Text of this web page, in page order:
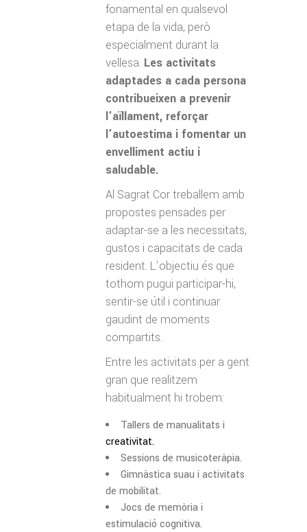
fonamental en qualsevol
etapa de la vida, però
especialment durant la
vellesa. Les activitats
adaptades a cada persona
contribueixen a prevenir
l’aïllament, reforçar
l’autoestima i fomentar un
envelliment actiu i
saludable.
Al Sagrat Cor treballem amb
propostes pensades per
adaptar-se a les necessitats,
gustos i capacitats de cada
resident. L’objectiu és que
tothom pugui participar-hi,
sentir-se útil i continuar
gaudint de moments
compartits.
Entre les activitats per a gent
gran que realitzem
habitualment hi trobem:
Tallers de manualitats i
creativitat.
Sessions de musicoteràpia.
Gimnàstica suau i activitats
de mobilitat.
Jocs de memòria i
estimulació cognitiva.